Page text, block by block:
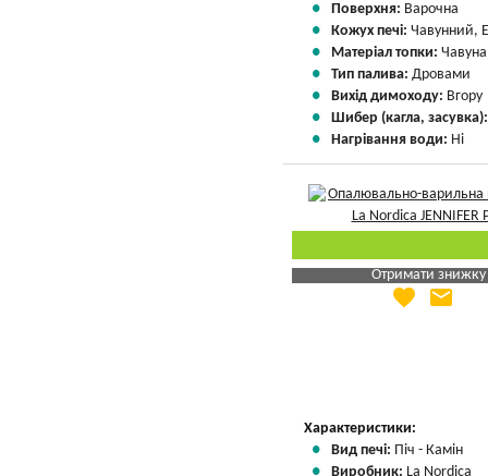
Поверхня: Варочна
Кожух печі: Чавунний,
Матеріал топки: Чавуна
Тип палива: Дровами
Вихід димоходу: Вгору
Шибер (кагла,
Нагрівання води: Ні
Отримати знижку
Яка Ваша ціна
favorite email
Характеристики:
Вид печі: Піч - Камін
Виробник: La Nordica